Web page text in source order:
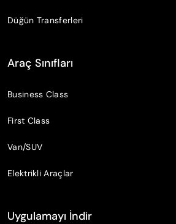
Düğün Transferleri
Araç Sınıfları
Business Class
First Class
Van/SUV
Elektrikli Araçlar
Uygulamayı İndir